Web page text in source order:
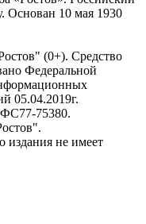
Основан 10 мая 1930
(0+). Средство
Федеральной
05.04.2019г.
75380.
издания не имеет